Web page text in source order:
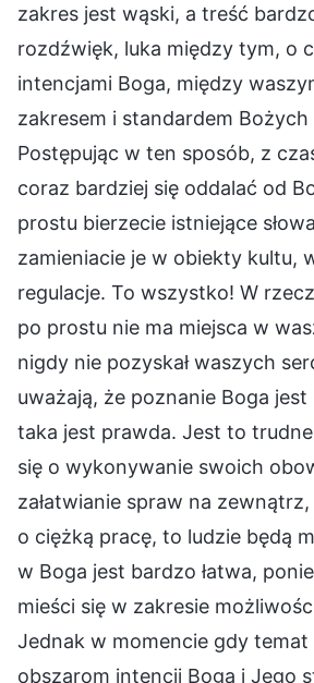
zakres jest wąski, a treść
rozdźwięk, luka między tym, o
intencjami Boga, między
zakresem i standardem
Postępując w ten sposób, z
coraz bardziej się oddalać od
prostu bierzecie istniejące
zamieniacie je w obiekty kultu,
regulacje. To wszystko! W
po prostu nie ma miejsca w
nigdy nie pozyskał waszych
uważają, że poznanie Boga
taka jest prawda. Jest to
się o wykonywanie swoich
załatwianie spraw na
o ciężką pracę, to ludzie będą
w Boga jest bardzo łatwa,
mieści się w zakresie
Jednak w momencie gdy temat
obszarom intencji Boga i Jego